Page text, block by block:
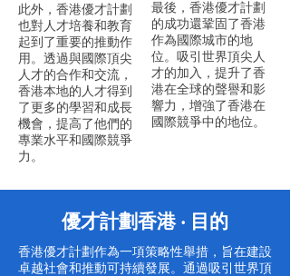
此外，香港優才計劃
也對人才培養和教育
起到了重要的推動作
用。透過與國際頂尖
人才的合作和交流，
香港本地的人才得到
了更多的學習和成長
機會，提高了他們的
專業水平和國際競爭
力。
最後，香港優才計劃
的成功還鞏固了香港
作為國際城市的地
位。吸引世界頂尖人
才的加入，提升了香
港在全球的聲譽和影
響力，增強了香港在
國際競爭中的地位。
優才計劃香港 ‧ 目的
香港優才計劃作為一項策略性舉措，旨在建設
卓越社會和推動可持續發展。通過吸引世界頂